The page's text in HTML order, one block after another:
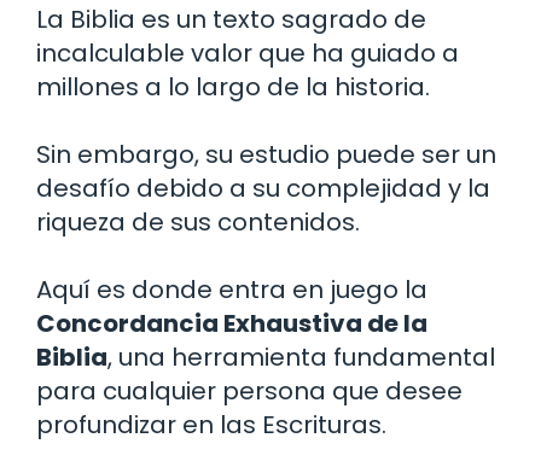
La Biblia es un texto sagrado de
incalculable valor que ha guiado a
millones a lo largo de la historia.
Sin embargo, su estudio puede ser un
desafío debido a su complejidad y la
riqueza de sus contenidos.
Aquí es donde entra en juego la
Concordancia Exhaustiva de la
Biblia, una herramienta fundamental
para cualquier persona que desee
profundizar en las Escrituras.